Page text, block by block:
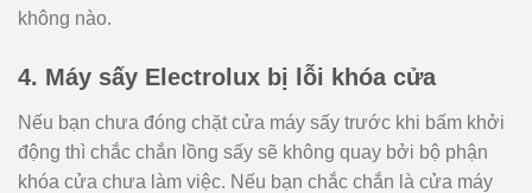
không nào.
4. Máy sấy Electrolux bị lỗi khóa cửa
Nếu bạn chưa đóng chặt cửa máy sấy trước khi bấm khởi
động thì chắc chắn lồng sấy sẽ không quay bởi bộ phận
khóa cửa chưa làm việc. Nếu bạn chắc chắn là cửa máy